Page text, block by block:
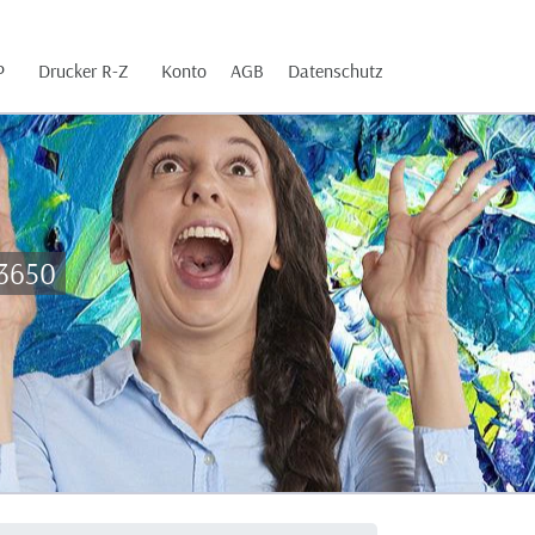
Drucker R-Z Konto AGB Datenschutz